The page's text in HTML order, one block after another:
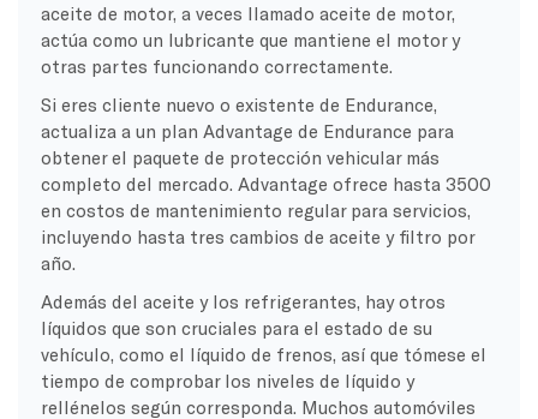
aceite de motor, a veces llamado aceite de motor,
actúa como un lubricante que mantiene el motor y
otras partes funcionando correctamente.
Si eres cliente nuevo o existente de Endurance,
actualiza a un plan Advantage de Endurance para
obtener el paquete de protección vehicular más
completo del mercado. Advantage ofrece hasta 3500
en costos de mantenimiento regular para servicios,
incluyendo hasta tres cambios de aceite y filtro por
año.
Además del aceite y los refrigerantes, hay otros
líquidos que son cruciales para el estado de su
vehículo, como el líquido de frenos, así que tómese el
tiempo de comprobar los niveles de líquido y
rellénelos según corresponda. Muchos automóviles